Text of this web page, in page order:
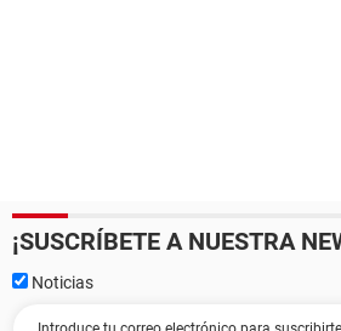
¡SUSCRÍBETE A NUESTRA
Noticias